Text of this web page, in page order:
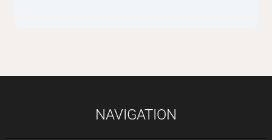
NAVIGATION